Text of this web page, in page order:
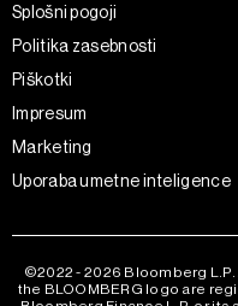
Splošni pogoji
Politika zasebnosti
Piškotki
Impresum
Marketing
Uporaba umetne inteligence
©2022 - 2026 Bloomberg L.P.
the BLOOMBERG logo are